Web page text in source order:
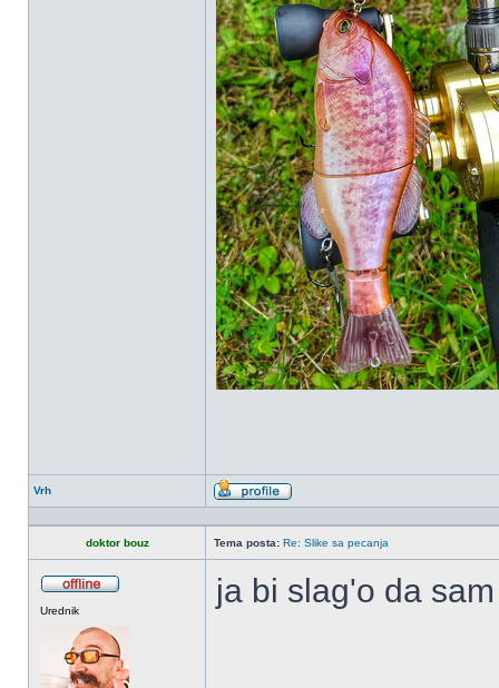
Vrh
Profil
doktor bouz Tema posta: Re: Slike sa pecanja
Urednik
ja bi slag'o da